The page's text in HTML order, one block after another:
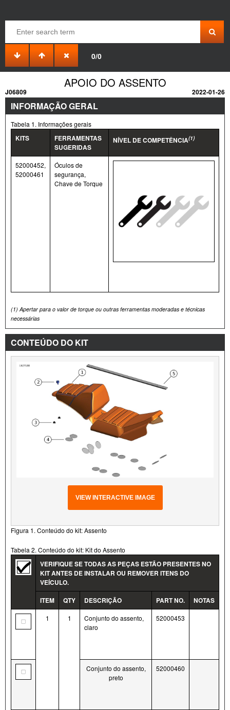
0/0
APOIO DO ASSENTO
J06809 2022-01-26
INFORMAÇÃO GERAL
Tabela 1. Informações gerais
KITS
FERRAMENTAS
SUGERIDAS
NÍVEL DE COMPETÊNCIA(1)
52000452,
52000461
Óculos de
segurança,
Chave de Torque
(1) Apertar para o valor de torque ou outras ferramentas moderadas e técnicas
necessárias
CONTEÚDO DO KIT
VIEW INTERACTIVE IMAGE
Figura 1. Conteúdo do kit: Assento
Tabela 2. Conteúdo do kit: Kit do Assento
VERIFIQUE SE TODAS AS PEÇAS ESTÃO PRESENTES NO
KIT ANTES DE INSTALAR OU REMOVER ITENS DO
VEÍCULO.
ITEM
QTY DESCRIÇÃO PART NO. NOTAS
1 1
Conjunto do assento,
claro
52000453
Conjunto do assento,
preto
52000460